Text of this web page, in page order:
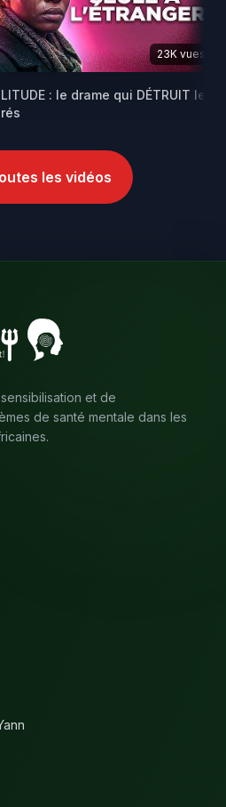
23K vues
: le drame qui DÉTRUIT les
les vidéos
et de
de santé mentale dans les